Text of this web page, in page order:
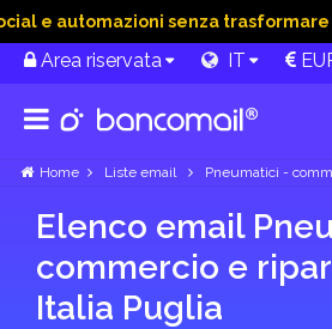
e automazioni senza trasformare
Area riservata IT
Home Liste email Pneumatici -
Elenco email
commercio e
Italia Puglia